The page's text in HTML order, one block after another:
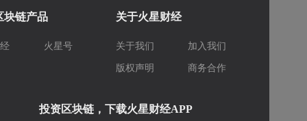
块链产品
火星号
关于火星财经
关于我们 加入我们
版权声明 商务合作
投资区块链，下载火星财经APP